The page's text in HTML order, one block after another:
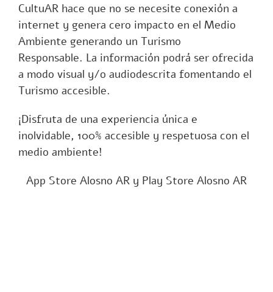
CultuAR hace que no se necesite conexión a
internet y genera cero impacto en el Medio
Ambiente generando un Turismo
Responsable. La información podrá ser ofrecida
a modo visual y/o audiodescrita fomentando el
Turismo accesible.
¡Disfruta de una experiencia única e
inolvidable, 100% accesible y respetuosa con el
medio ambiente!
App Store Alosno AR y Play Store Alosno AR